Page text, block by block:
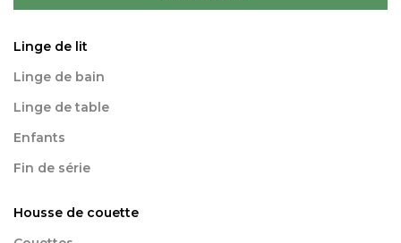
Linge de lit
Linge de bain
Linge de table
Enfants
Fin de série
Housse de couette